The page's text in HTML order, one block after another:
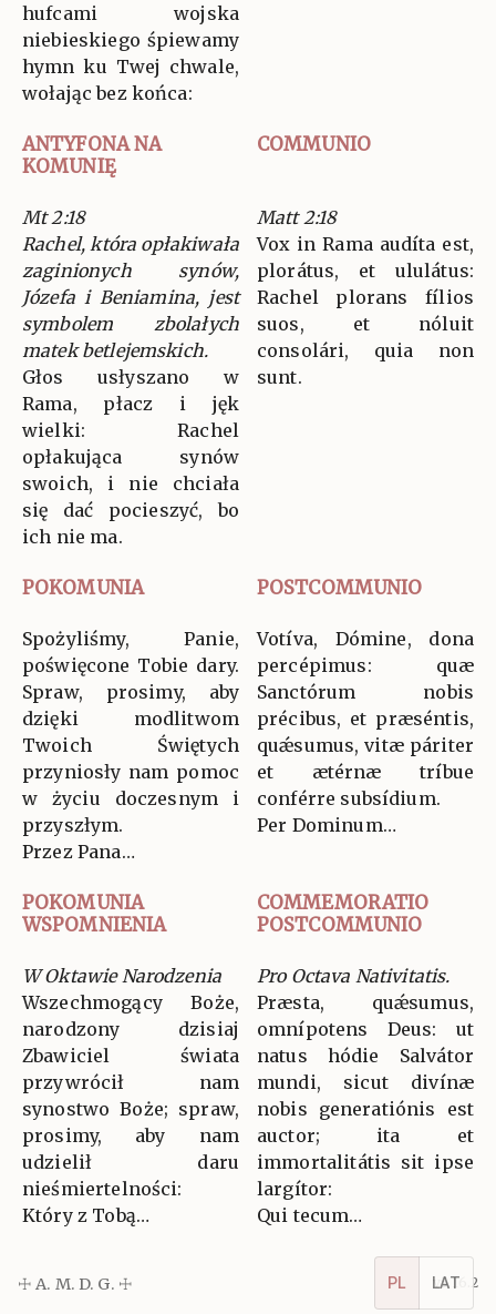
hufcami wojska
niebieskiego śpiewamy
hymn ku Twej chwale,
wołając bez końca:
ANTYFONA NA
KOMUNIĘ
COMMUNIO
Mt 2:18
Rachel, która opłakiwała
zaginionych synów,
Józefa i Beniamina, jest
symbolem zbolałych
matek betlejemskich.
Głos usłyszano w
Rama, płacz i jęk
wielki: Rachel
opłakująca synów
swoich, i nie chciała
się dać pocieszyć, bo
ich nie ma.
Matt 2:18
Vox in Rama audíta est,
plorátus, et ululátus:
Rachel plorans fílios
suos, et nóluit
consolári, quia non
sunt.
POKOMUNIA POSTCOMMUNIO
Spożyliśmy, Panie,
poświęcone Tobie dary.
Spraw, prosimy, aby
dzięki modlitwom
Twoich Świętych
przyniosły nam pomoc
w życiu doczesnym i
przyszłym.
Przez Pana…
Votíva, Dómine, dona
percépimus: quæ
Sanctórum nobis
précibus, et præséntis,
quǽsumus, vitæ páriter
et ætérnæ tríbue
conférre subsídium.
Per Dominum…
POKOMUNIA
WSPOMNIENIA
COMMEMORATIO
POSTCOMMUNIO
W Oktawie Narodzenia
Wszechmogący Boże,
narodzony dzisiaj
Zbawiciel świata
przywrócił nam
synostwo Boże; spraw,
prosimy, aby nam
udzielił daru
nieśmiertelności:
Który z Tobą…
Pro Octava Nativitatis.
Præsta, quǽsumus,
omnípotens Deus: ut
natus hódie Salvátor
mundi, sicut divínæ
nobis generatiónis est
auctor; ita et
immortalitátis sit ipse
largítor:
Qui tecum…
PL LAT
☩ A. M. D. G. ☩ v5.16.2